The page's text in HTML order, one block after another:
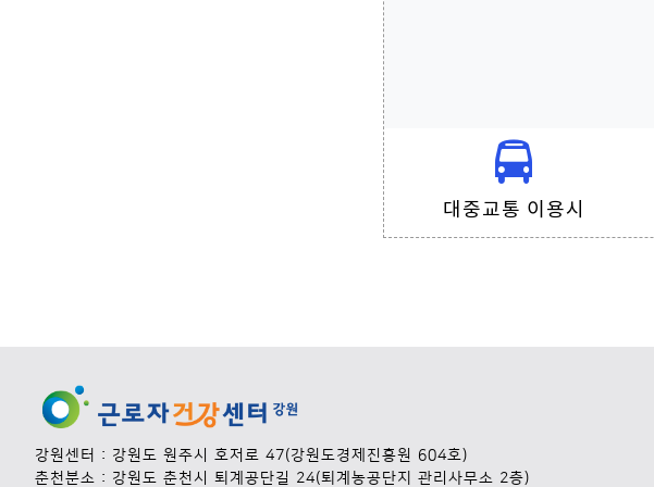
대중교통 이용시
강원센터 : 강원도 원주시 호저로 47(강원도경제진흥원 604호)
춘천분소 : 강원도 춘천시 퇴계공단길 24(퇴계농공단지 관리사무소 2층)